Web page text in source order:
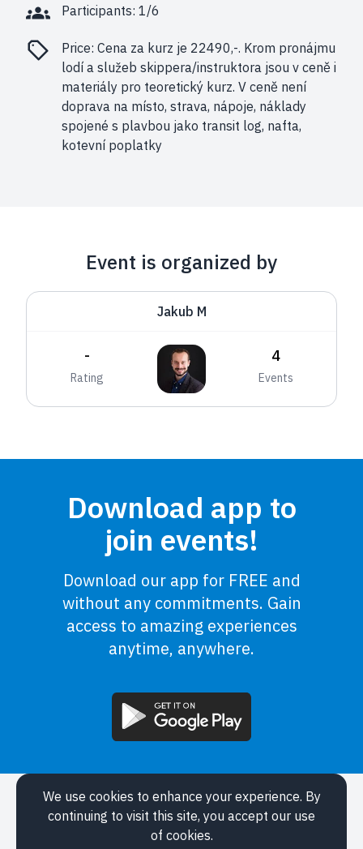
Participants: 1/6
Price: Cena za kurz je 22490,-. Krom pronájmu
lodí a služeb skippera/instruktora jsou v ceně i
materiály pro teoretický kurz. V ceně není
doprava na místo, strava, nápoje, náklady
spojené s plavbou jako transit log, nafta,
kotevní poplatky
Event is organized by
Jakub M
-
Rating
4
Events
Download app to
join events!
Download our app for FREE and
without any commitments. Gain
access to amazing experiences
anytime, anywhere.
Application
Events
We use cookies to enhance your experience. By
continuing to visit this site, you accept our use
of cookies.